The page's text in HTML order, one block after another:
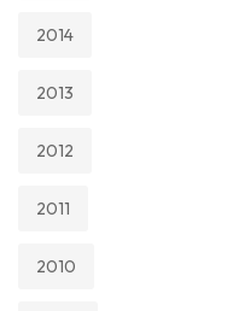
2014
2013
2012
2011
2010